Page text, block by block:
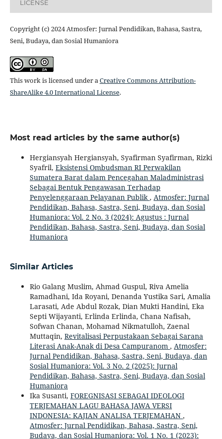
LICENSE
Copyright (c) 2024 Atmosfer: Jurnal Pendidikan, Bahasa, Sastra,
Seni, Budaya, dan Sosial Humaniora
This work is licensed under aCreative Commons Attribution-
ShareAlike 4.0 International License.
Most read articles by the same author(s)
Hergiansyah Hergiansyah, Syafirman Syafirman, Rizki
Syafril, Eksistensi Ombudsman RI Perwakilan
Sumatera Barat dalam Pencegahan Maladministrasi
Sebagai Bentuk Pengawasan Terhadap
Penyelenggaraan Pelayanan Publik, Atmosfer: Jurnal
Pendidikan, Bahasa, Sastra, Seni, Budaya, dan Sosial
Humaniora: Vol. 2 No. 3 (2024): Agustus : Jurnal
Pendidikan, Bahasa, Sastra, Seni, Budaya, dan Sosial
Humaniora
Similar Articles
Rio Galang Muslim, Ahmad Guspul, Riva Amelia
Ramadhani, Ida Royani, Denanda Yustika Sari, Amalia
Larasati, Ade Abdul Rozak, Dian Mukti Handini, Eka
Septi Wijayanti, Erlinda Erlinda, Chana Nafisah,
Sofwan Chanan, Mohamad Nikmatulloh, Zaenal
Muttaqin, Revitalisasi Perpustakaan Sebagai Sarana
Literasi Anak-Anak di Desa Campuranom , Atmosfer:
Jurnal Pendidikan, Bahasa, Sastra, Seni, Budaya, dan
Sosial Humaniora: Vol. 3 No. 2 (2025): Jurnal
Pendidikan, Bahasa, Sastra, Seni, Budaya, dan Sosial
Humaniora
Ika Susanti, FOREGNISASI SEBAGAI IDEOLOGI
TERJEMAHAN LAGU BAHASA JAWA VERSI
INDONESIA: KAJIAN ANALISA TERJEMAHAN ,
Atmosfer: Jurnal Pendidikan, Bahasa, Sastra, Seni,
Budaya, dan Sosial Humaniora: Vol. 1 No. 1 (2023):